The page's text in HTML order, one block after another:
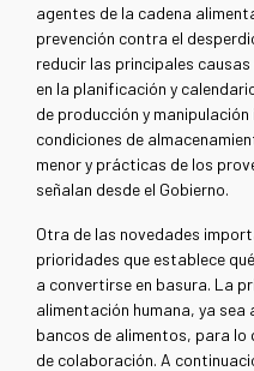
agentes de la cadena
prevención contra el
reducir las principales
en la planificación y
de producción y
condiciones de
menor y prácticas de los
señalan desde el Gobierno.
Otra de las novedades
prioridades que establece
a convertirse en basura. La
alimentación humana, ya sea
bancos de alimentos, para lo
de colaboración. A